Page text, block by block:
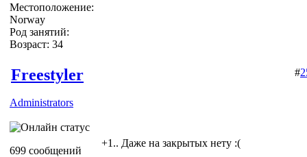
Местоположение:
Norway
Род занятий:
Возраст: 34
Freestyler
Administrators
699 сообщений
#
+1.. Даже на закрытых нету :(